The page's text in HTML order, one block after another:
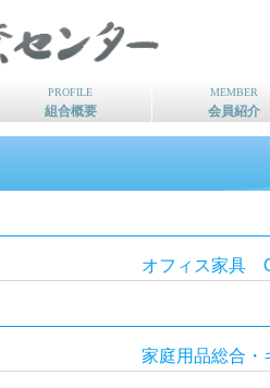
オフィス家具
家庭用品総合・
PROFILE
組合概要
MEMBER
会員紹介